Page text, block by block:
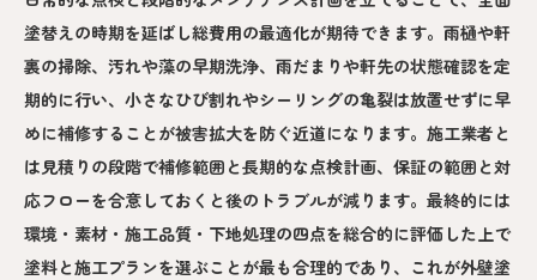
塗替えの時期を延ばし総費用の最適化が期待できます。雨樋や軒
裏の掃除、汚れや藻の早期洗浄、雨だまりや軒先の状態確認を定
期的に行い、小さなひび割れやシーリングの亀裂は放置せずに早
めに補修することが被害拡大を防ぐ近道になります。施工業者と
は見積りの段階で補修範囲と長期的な点検計画、保証の範囲と対
応フローを合意しておくと後のトラブルが減ります。最終的には
環境・素材・施工品質・下地処理の四点を総合的に評価した上で
塗料と施工プランを選ぶことが最も合理的であり、これが外壁塗